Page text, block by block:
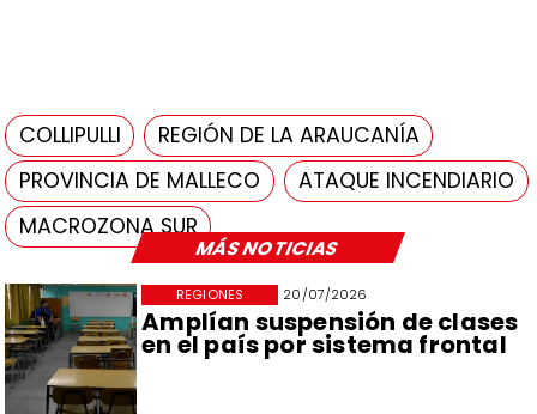
MÁS NOTICIAS
20/07/2026
Amplían suspensión de clases
en el país por sistema frontal
REGIONES
COLLIPULLI
REGIÓN DE LA ARAUCANÍA
PROVINCIA DE MALLECO
ATAQUE INCENDIARIO
MACROZONA SUR